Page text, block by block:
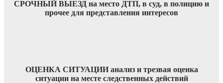
СРОЧНЫЙ ВЫЕЗД на место ДТП, в суд, в полицию и
прочее для представления интересов
ОЦЕНКА СИТУАЦИИ анализ и трезвая оценка
ситуации на месте следственных действий